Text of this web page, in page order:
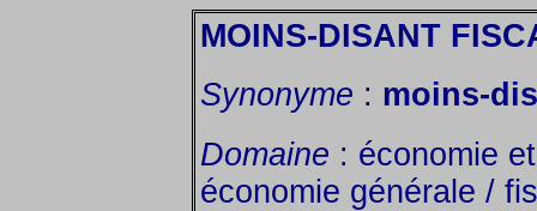
MOINS-DISANT
Synonyme : moins-
Domaine : économie
économie générale /